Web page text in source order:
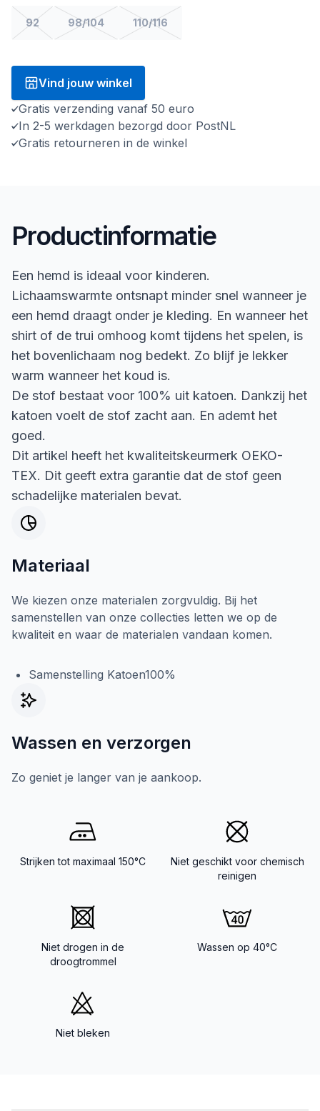
92 98/104 110/116
Vind jouw winkel
Gratis verzending vanaf 50 euro
In 2-5 werkdagen bezorgd door PostNL
Gratis retourneren in de winkel
Productinformatie
Een hemd is ideaal voor kinderen.
Lichaamswarmte ontsnapt minder snel wanneer je
een hemd draagt onder je kleding. En wanneer het
shirt of de trui omhoog komt tijdens het spelen, is
het bovenlichaam nog bedekt. Zo blijf je lekker
warm wanneer het koud is.
De stof bestaat voor 100% uit katoen. Dankzij het
katoen voelt de stof zacht aan. En ademt het
goed.
Dit artikel heeft het kwaliteitskeurmerk OEKO-
TEX. Dit geeft extra garantie dat de stof geen
schadelijke materialen bevat.
Materiaal
We kiezen onze materialen zorgvuldig. Bij het
samenstellen van onze collecties letten we op de
kwaliteit en waar de materialen vandaan komen.
Samenstelling Katoen100%
Wassen en verzorgen
Zo geniet je langer van je aankoop.
Strijken tot maximaal 150°C
Niet geschikt voor chemisch
reinigen
Niet drogen in de
droogtrommel
Wassen op 40°C
Niet bleken